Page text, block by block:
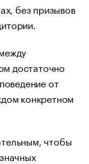
без призывов
достаточно
от
конкретном
чтобы